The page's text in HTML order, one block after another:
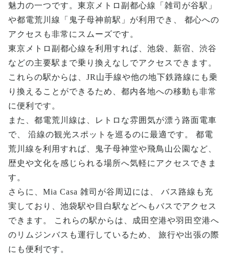
魅力の一つです。東京メトロ副都心線「雑司が谷駅」
や都電荒川線「鬼子母神前駅」が利用でき、 都心への
アクセスも非常にスムーズです。
東京メトロ副都心線を利用すれば、池袋、新宿、渋谷
などの主要駅まで乗り換えなしでアクセスできます。
これらの駅からは、JR山手線や他の地下鉄路線にも乗
り換えることができるため、都内各地への移動も非常
に便利です。
また、都電荒川線は、レトロな雰囲気が漂う路面電車
で、 沿線の観光スポットを巡るのに最適です。 都電
荒川線を利用すれば、鬼子母神堂や飛鳥山公園など、
歴史や文化を感じられる場所へ気軽にアクセスできま
す。
さらに、Mia Casa 雑司が谷周辺には、 バス路線も充
実しており、池袋駅や目白駅などへもバスでアクセス
できます。 これらの駅からは、成田空港や羽田空港へ
のリムジンバスも運行しているため、 旅行や出張の際
にも便利です。